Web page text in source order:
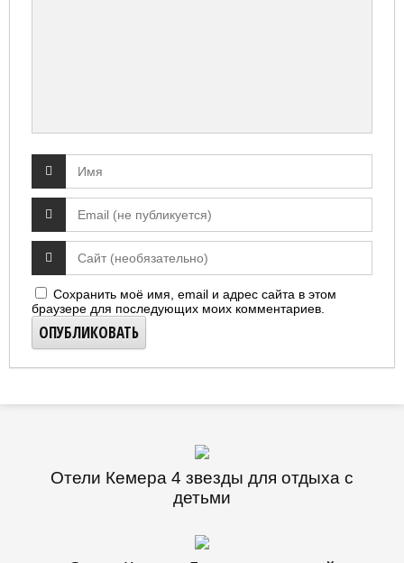
Сохранить моё имя, email и адрес сайта в этом
браузере для последующих моих комментариев.
Отели Кемера 4 звезды для отдыха с
детьми